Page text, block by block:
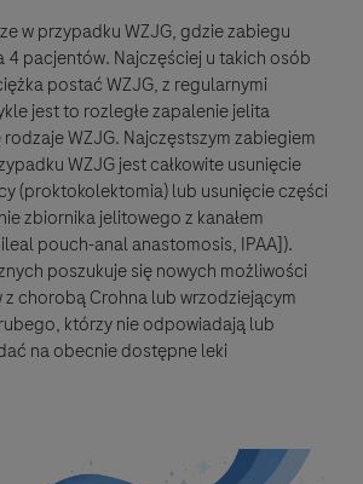
w przypadku WZJG, gdzie zabiegu
4 pacjentów. Najczęściej u takich osób
postać WZJG, z regularnymi
jest to rozległe zapalenie jelita
WZJG. Najczęstszym zabiegiem
WZJG jest całkowite usunięcie
(proktokolektomia) lub usunięcie części
zbiornika jelitowego z kanałem
pouch-anal anastomosis, IPAA]).
poszukuje się nowych możliwości
chorobą Crohna lub wrzodziejącym
którzy nie odpowiadają lub
na obecnie dostępne leki